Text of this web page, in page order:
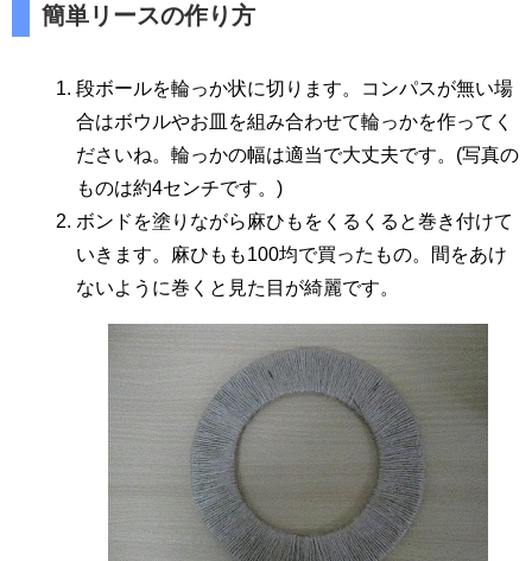
簡単リースの作り方
段ボールを輪っか状に切ります。コンパスが無い場
合はボウルやお皿を組み合わせて輪っかを作ってく
ださいね。輪っかの幅は適当で大丈夫です。(写真の
ものは約4センチです。)
ボンドを塗りながら麻ひもをくるくると巻き付けて
いきます。麻ひもも100均で買ったもの。間をあけ
ないように巻くと見た目が綺麗です。